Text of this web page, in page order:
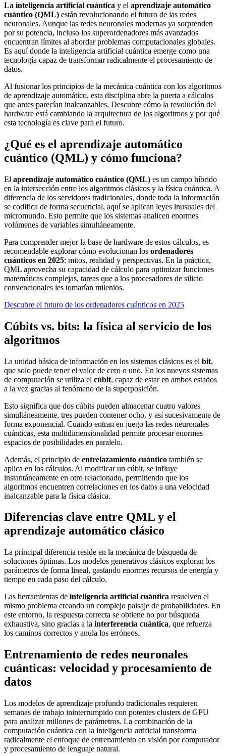
La inteligencia artificial cuántica y el aprendizaje automático
cuántico (QML) están revolucionando el futuro de las redes
neuronales. Aunque las redes neuronales modernas ya sorprenden
por su potencia, incluso los superordenadores más avanzados
encuentran límites al abordar problemas computacionales globales.
Es aquí donde la inteligencia artificial cuántica emerge como una
tecnología capaz de transformar radicalmente el procesamiento de
datos.
Al fusionar los principios de la mecánica cuántica con los algoritmos
de aprendizaje automático, esta disciplina abre la puerta a cálculos
que antes parecían inalcanzables. Descubre cómo la revolución del
hardware está cambiando la arquitectura de los algoritmos y por qué
esta tecnología es clave para el futuro.
¿Qué es el aprendizaje automático
cuántico (QML) y cómo funciona?
El aprendizaje automático cuántico (QML) es un campo híbrido
en la intersección entre los algoritmos clásicos y la física cuántica. A
diferencia de los servidores tradicionales, donde toda la información
se codifica de forma secuencial, aquí se aplican leyes inusuales del
micromundo. Esto permite que los sistemas analicen enormes
volúmenes de variables simultáneamente.
Para comprender mejor la base de hardware de estos cálculos, es
recomendable explorar cómo evolucionan los ordenadores
cuánticos en 2025: mitos, realidad y perspectivas. En la práctica,
QML aprovecha su capacidad de cálculo para optimizar funciones
matemáticas complejas, tareas que a los procesadores de silicio
convencionales les tomarían milenios.
Descubre el futuro de los ordenadores cuánticos en 2025
Cúbits vs. bits: la física al servicio de los
algoritmos
La unidad básica de información en los sistemas clásicos es el bit,
que solo puede tener el valor de cero o uno. En los nuevos sistemas
de computación se utiliza el cúbit, capaz de estar en ambos estados
a la vez gracias al fenómeno de la superposición.
Esto significa que dos cúbits pueden almacenar cuatro valores
simultáneamente, tres pueden contener ocho, y así sucesivamente de
forma exponencial. Cuando entran en juego las redes neuronales
cuánticas, esta multidimensionalidad permite procesar enormes
espacios de posibilidades en paralelo.
Además, el principio de entrelazamiento cuántico también se
aplica en los cálculos. Al modificar un cúbit, se influye
instantáneamente en otro relacionado, permitiendo que los
algoritmos encuentren correlaciones en los datos a una velocidad
inalcanzable para la física clásica.
Diferencias clave entre QML y el
aprendizaje automático clásico
La principal diferencia reside en la mecánica de búsqueda de
soluciones óptimas. Los modelos generativos clásicos exploran los
parámetros de forma lineal, gastando enormes recursos de energía y
tiempo en cada paso del cálculo.
Las herramientas de inteligencia artificial cuántica resuelven el
mismo problema creando un complejo paisaje de probabilidades. En
este entorno, la respuesta correcta se obtiene no por búsqueda
exhaustiva, sino gracias a la interferencia cuántica, que refuerza
los caminos correctos y anula los erróneos.
Entrenamiento de redes neuronales
cuánticas: velocidad y procesamiento de
datos
Los modelos de aprendizaje profundo tradicionales requieren
semanas de trabajo ininterrumpido con potentes clusters de GPU
para analizar millones de parámetros. La combinación de la
computación cuántica con la inteligencia artificial transforma
radicalmente el enfoque de entrenamiento en visión por computador
y procesamiento de lenguaje natural.